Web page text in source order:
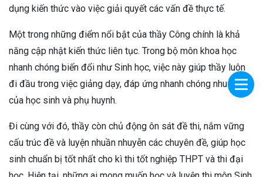
dụng kiến thức vào việc giải quyết các vấn đề thực tế.
Một trong những điểm nổi bật của thầy Công chính là khả
năng cập nhật kiến thức liên tục. Trong bộ môn khoa học
nhanh chóng biến đổi như Sinh học, việc này giúp thầy luôn
đi đầu trong việc giảng dạy, đáp ứng nhanh chóng nhu cầu
của học sinh và phụ huynh.
Đi cùng với đó, thầy còn chủ động ôn sát đề thi, nắm vững
cấu trúc đề và luyện nhuần nhuyễn các chuyên đề, giúp học
sinh chuẩn bị tốt nhất cho kì thi tốt nghiệp THPT và thi đại